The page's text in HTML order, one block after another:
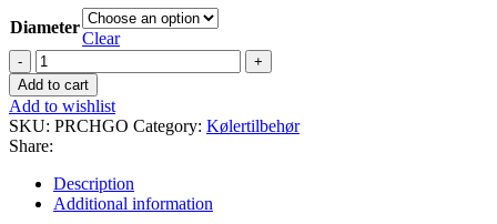
Diameter
Clear
Chassisbeskyttelse
til
OK/KZ
quantity
Add to cart
Add to wishlist
SKU: PRCHGO Category: Kølertilbehør
Share:
Description
Additional information